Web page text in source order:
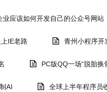
业应该如何开发自己的公众号网站
IE老路 青州小程序开
PC版QQ一场“脱胎换
AI 全球上半年程序员